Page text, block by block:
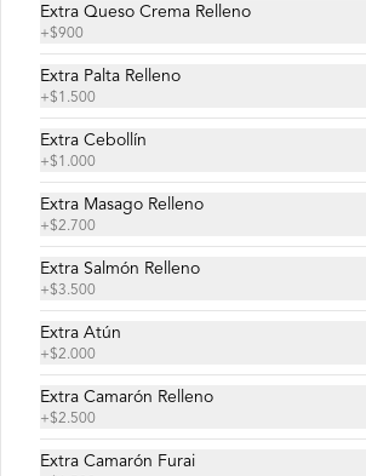
Conócenos
Despacho
Términos y condiciones
Política de privacidad
Redes sociales
Instagram
Extra Queso Crema Relleno
+$900
Extra Palta Relleno
+$1.500
Extra Cebollín
+$1.000
Extra Masago Relleno
+$2.700
Extra Salmón Relleno
+$3.500
Extra Atún
+$2.000
Extra Camarón Relleno
+$2.500
Extra Camarón Furai